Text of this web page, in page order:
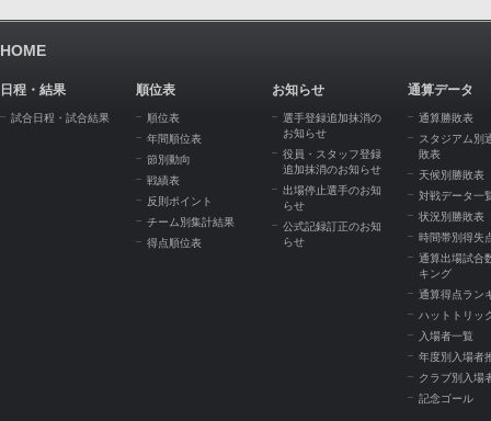
HOME
日程・結果
試合日程・試合結果
順位表
順位表
年間順位表
節別動向
戦績表
反則ポイント
チーム別集計結果
得点順位表
お知らせ
選手登録追加抹消の
お知らせ
役員・スタッフ登録
追加抹消のお知らせ
出場停止選手のお知
らせ
公式記録訂正のお知
らせ
通算データ
通算勝敗表
スタジアム別
敗表
天候別勝敗表
対戦データ一
状況別勝敗表
時間帯別得失
通算出場試合
キング
通算得点ラン
ハットトリッ
入場者一覧
年度別入場者
クラブ別入場
記念ゴール